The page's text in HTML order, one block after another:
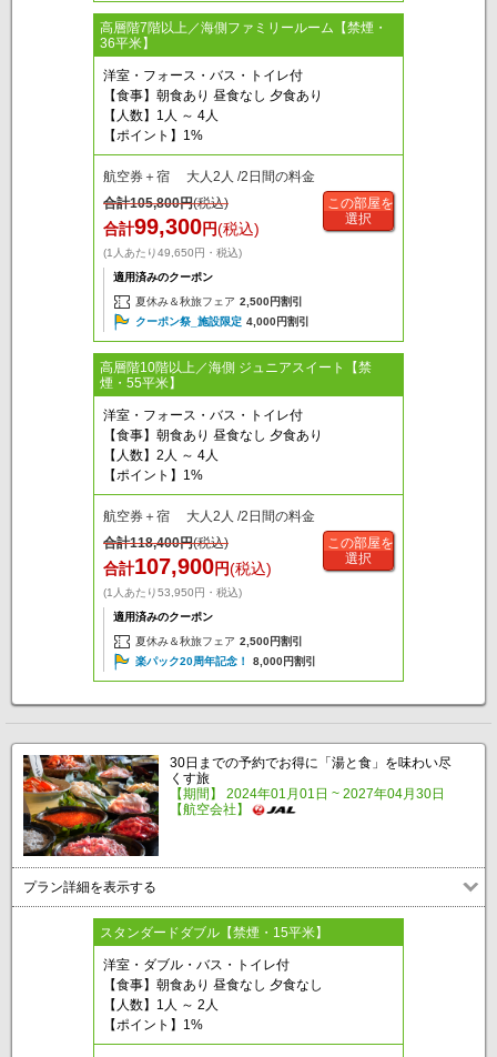
高層階7階以上／海側ファミリールーム【禁煙・
36平米】
洋室・フォース・バス・トイレ付
【食事】朝食あり 昼食なし 夕食あり
【人数】1人 ～ 4人
【ポイント】1%
航空券＋宿 大人2人 /2日間の料金
合計105,800円(税込)
合計99,300円(税込)
(1人あたり49,650円・税込)
適用済みのクーポン
夏休み＆秋旅フェア 2,500円割引
クーポン祭_施設限定 4,000円割引
この部屋を
選択
高層階10階以上／海側 ジュニアスイート【禁
煙・55平米】
洋室・フォース・バス・トイレ付
【食事】朝食あり 昼食なし 夕食あり
【人数】2人 ～ 4人
【ポイント】1%
航空券＋宿 大人2人 /2日間の料金
合計118,400円(税込)
合計107,900円(税込)
(1人あたり53,950円・税込)
適用済みのクーポン
夏休み＆秋旅フェア 2,500円割引
楽パック20周年記念！
8,000円割引
この部屋を
選択
30日までの予約でお得に「湯と食」を味わい尽
くす旅
【期間】 2024年01月01日 ~ 2027年04月30日
【航空会社】
プラン詳細を表示する
スタンダードダブル【禁煙・15平米】
洋室・ダブル・バス・トイレ付
【食事】朝食あり 昼食なし 夕食なし
【人数】1人 ～ 2人
【ポイント】1%